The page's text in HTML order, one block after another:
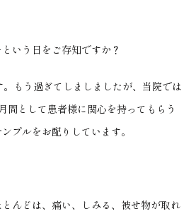
いう日をご存知ですか？
もう過ぎてしましましたが、当院では
間として患者様に関心を持ってもらう
プルをお配りしています。
んどは、痛い、しみる、被せ物が取れ